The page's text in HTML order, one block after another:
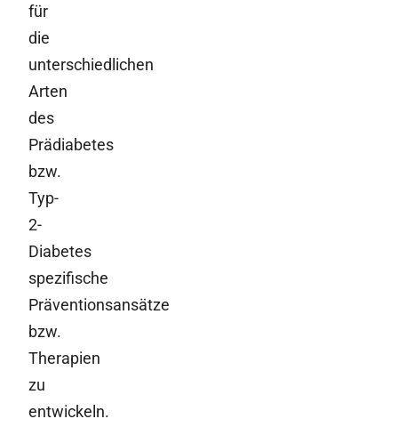
für
die
unterschiedlichen
Arten
des
Prädiabetes
bzw.
Typ-
2-
Diabetes
spezifische
Präventionsansätze
bzw.
Therapien
zu
entwickeln.